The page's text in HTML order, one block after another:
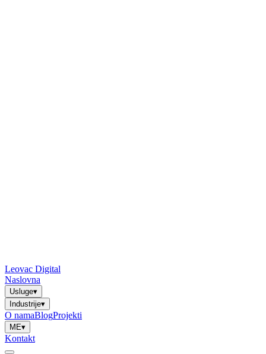
Leovac Digital
Naslovna
Usluge▾
Industrije▾
O namaBlogProjekti
ME▾
Kontakt